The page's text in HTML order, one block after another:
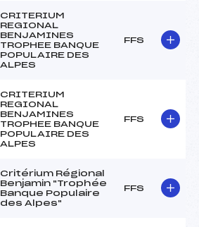
CRITERIUM
REGIONAL
BENJAMINES
TROPHEE BANQUE
POPULAIRE DES
ALPES
FFS
CRITERIUM
REGIONAL
BENJAMINES
TROPHEE BANQUE
POPULAIRE DES
ALPES
FFS
Critérium Régional
Benjamin "Trophée
Banque Populaire
des Alpes"
FFS